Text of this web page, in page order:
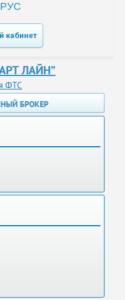
РУС
кабинет
ЛАЙН”
ФТС
БРОКЕР